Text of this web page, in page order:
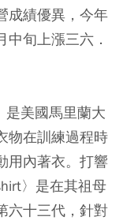
成績優異，今年
旬上漲三六．
是美國馬里蘭大
物在訓練過程時
用內著衣。打響
〉是在其祖母
六十三代，針對